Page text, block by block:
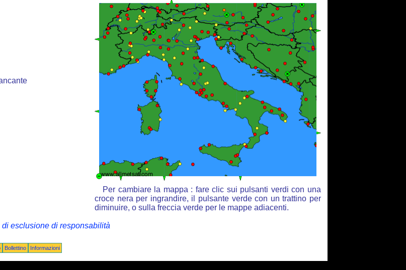
Per cambiare la mappa : fare clic sui pulsanti verdi con una
croce nera per ingrandire, il pulsante verde con un trattino per
diminuire, o sulla freccia verde per le mappe adiacenti.
esclusione di responsabilità
Bollettino Informazioni